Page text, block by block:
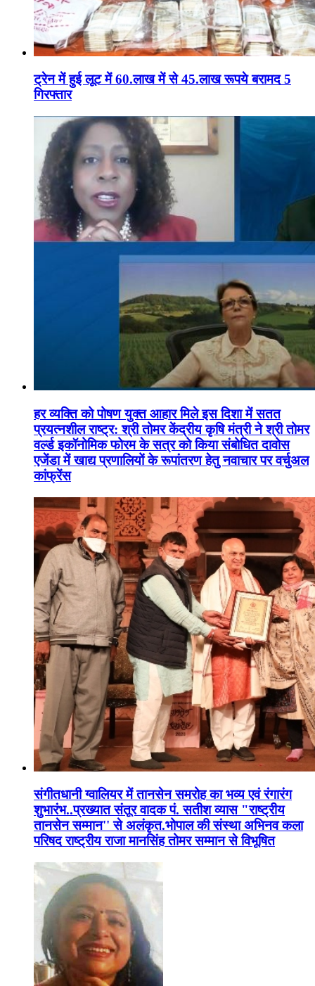
ट्रेन में हुई लूट में 60.लाख में से 45.लाख रूपये बरामद 5
गिरफ्तार
हर व्यक्ति को पोषण युक्त आहार मिले इस दिशा में सतत
प्रयत्नशील राष्ट्र: श्री तोमर केंद्रीय कृषि मंत्री ने श्री तोमर
वर्ल्ड इकॉनोमिक फोरम के सत्र को किया संबोधित दावोस
एजेंडा में खाद्य प्रणालियों के रूपांतरण हेतु नवाचार पर वर्चुअल
कांफ्रेंस
संगीतधानी ग्वालियर में तानसेन समरोह का भव्य एवं रंगारंग
शुभारंभ..प्रख्यात संतूर वादक पं. सतीश व्यास "राष्ट्रीय
तानसेन सम्मान'' से अलंकृत.भोपाल की संस्था अभिनव कला
परिषद राष्ट्रीय राजा मानसिंह तोमर सम्मान से विभूषित